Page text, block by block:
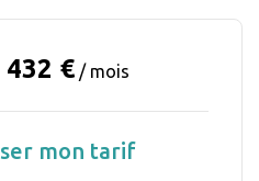
432 € / mois
mon tarif